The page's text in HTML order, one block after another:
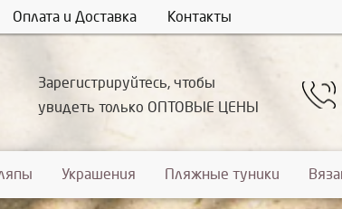
Оплата и Доставка Контакты
Зарегистрируйтесь, чтобы
увидеть только ОПТОВЫЕ ЦЕНЫ
Украшения Пляжные туники